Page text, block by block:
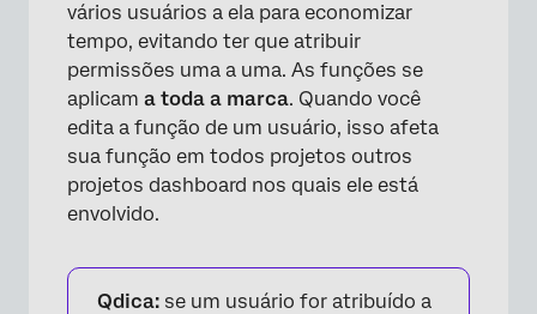
vários usuários a ela para economizar
tempo, evitando ter que atribuir
permissões uma a uma. As funções se
aplicam a toda a marca. Quando você
edita a função de um usuário, isso afeta
sua função em todos projetos outros
projetos dashboard nos quais ele está
envolvido.
Qdica: se um usuário for atribuído a